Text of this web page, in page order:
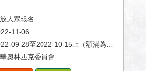
大眾報名
11-06
09-28至2022-10-15止（額滿為止）
奧林匹克委員會